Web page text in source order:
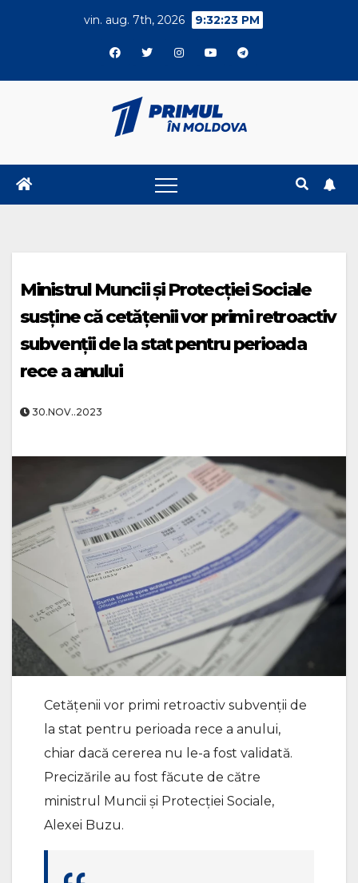
vin. aug. 7th, 2026 9:32:23 PM
Ministrul Muncii şi Protecţiei Sociale
susține că cetăţenii vor primi retroactiv
subvenţii de la stat pentru perioada
rece a anului
30.NOV..2023
Cetăţenii vor primi retroactiv subvenţii de
la stat pentru perioada rece a anului,
chiar dacă cererea nu le-a fost validată.
Precizările au fost făcute de către
ministrul Muncii şi Protecţiei Sociale,
Alexei Buzu.